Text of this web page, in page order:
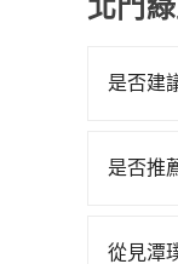
是否建
台北-南
（平均
是否推
天就要
從見潭